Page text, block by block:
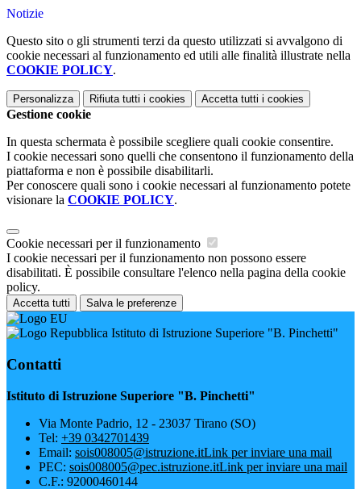
Notizie
Questo sito o gli strumenti terzi da questo utilizzati si avvalgono di
cookie necessari al funzionamento ed utili alle finalità illustrate nella
COOKIE POLICY.
Personalizza Rifiuta tutti i cookies Accetta tutti i cookies
Gestione cookie
In questa schermata è possibile scegliere quali cookie consentire.
I cookie necessari sono quelli che consentono il funzionamento della
piattaforma e non è possibile disabilitarli.
Per conoscere quali sono i cookie necessari al funzionamento potete
visionare la COOKIE POLICY.
Cookie necessari per il funzionamento
I cookie necessari per il funzionamento non possono essere
disabilitati. È possibile consultare l'elenco nella pagina della cookie
policy.
Accetta tutti Salva le preferenze
Istituto di Istruzione Superiore "B. Pinchetti"
Contatti
Istituto di Istruzione Superiore "B. Pinchetti"
Via Monte Padrio, 12 - 23037 Tirano (SO)
Tel: +39 0342701439
Email: sois008005@istruzione.itLink per inviare una mail
PEC: sois008005@pec.istruzione.itLink per inviare una mail
C.F.: 92000460144